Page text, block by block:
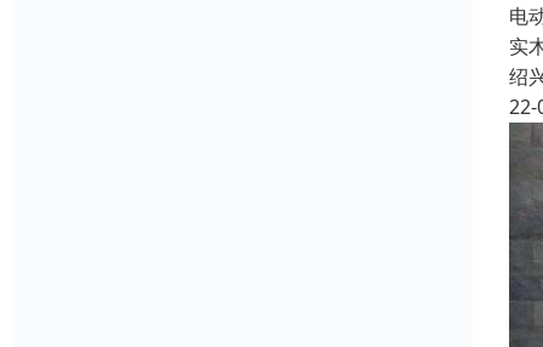
电
实
绍
22-